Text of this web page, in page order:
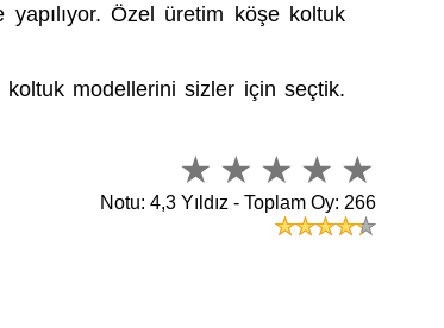
Özel üretim köşe koltuk
koltuk modellerini sizler için seçtik.
Notu: 4,3 Yıldız - Toplam Oy: 266